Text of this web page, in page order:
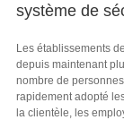
système de
Les établissements
depuis maintenant
nombre de
rapidement adopté
la clientèle, les